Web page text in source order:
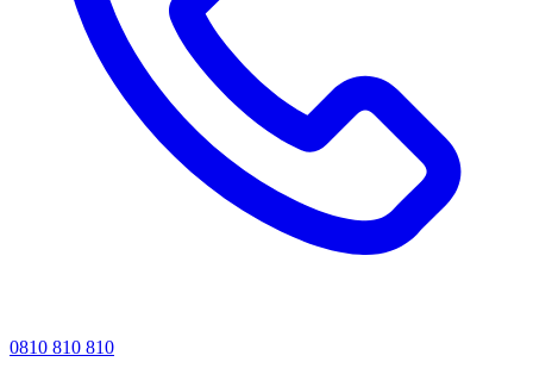
0810 810 810